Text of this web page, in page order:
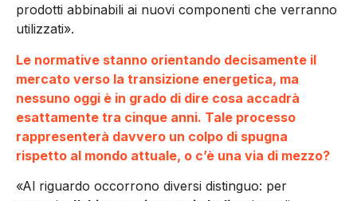
prodotti abbinabili ai nuovi componenti che verranno
utilizzati».
Le normative stanno orientando decisamente il
mercato verso la transizione energetica, ma
nessuno oggi è in grado di dire cosa accadrà
esattamente tra cinque anni. Tale processo
rappresenterà davvero un colpo di spugna
rispetto al mondo attuale, o c’è una via di mezzo?
«Al riguardo occorrono diversi distinguo: per